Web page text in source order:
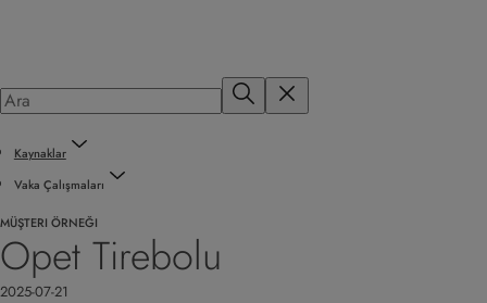
Kaynaklar
Vaka Çalışmaları
MÜŞTERI ÖRNEĞI
Opet Tirebolu
2025-07-21